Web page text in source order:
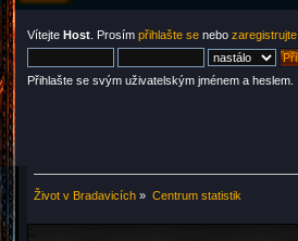
Vítejte Host . Prosím přihlašte se nebo zaregistrujte
Přihlašte se svým uživatelským jménem a heslem.
Život v Bradavicích » Centrum statistik